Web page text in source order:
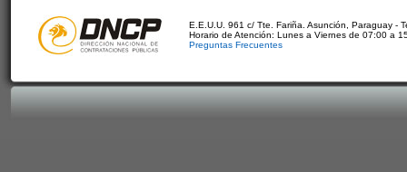
E.E.U.U. 961 c/ Tte. Fariña. Asunción, Paraguay -
Horario de Atención: Lunes a Viernes de 07:00 a
Preguntas Frecuentes